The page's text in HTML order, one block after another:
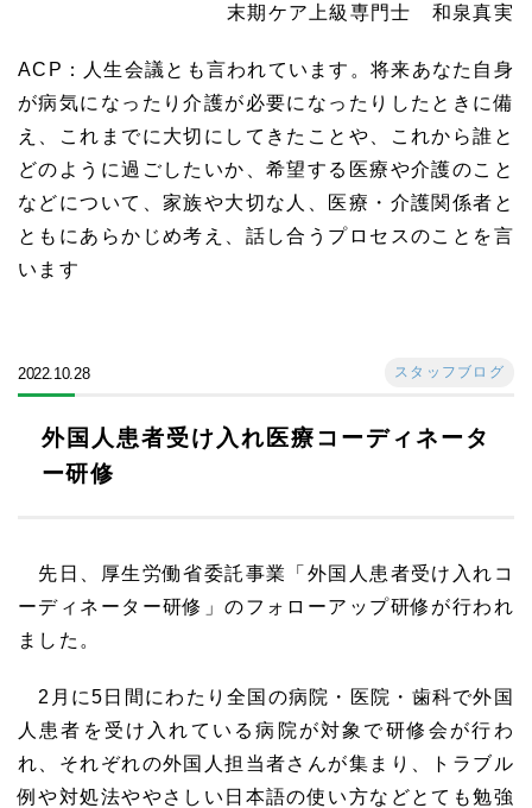
末期ケア上級専門士 和泉真実
ACP：人生会議とも言われています。将来あなた自身
が病気になったり介護が必要になったりしたときに備
え、これまでに大切にしてきたことや、これから誰と
どのように過ごしたいか、希望する医療や介護のこと
などについて、家族や大切な人、医療・介護関係者と
ともにあらかじめ考え、話し合うプロセスのことを言
います
2022.10.28 スタッフブログ
外国人患者受け入れ医療コーディネータ
ー研修
先日、厚生労働省委託事業「外国人患者受け入れコ
ーディネーター研修」のフォローアップ研修が行われ
ました。
2月に5日間にわたり全国の病院・医院・歯科で外国
人患者を受け入れている病院が対象で研修会が行わ
れ、それぞれの外国人担当者さんが集まり、トラブル
例や対処法ややさしい日本語の使い方などとても勉強